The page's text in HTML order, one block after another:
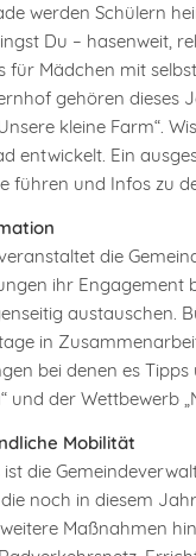
werden Schülern
Du – hasenweit,
für Mädchen mit
gehören dieses
kleine Farm“.
entwickelt. Ein
führen und Infos zu
die
ihr Engagement
austauschen.
in
bei denen es
und der Wettbewerb
Mobilität
ist die
noch in diesem
Maßnahmen